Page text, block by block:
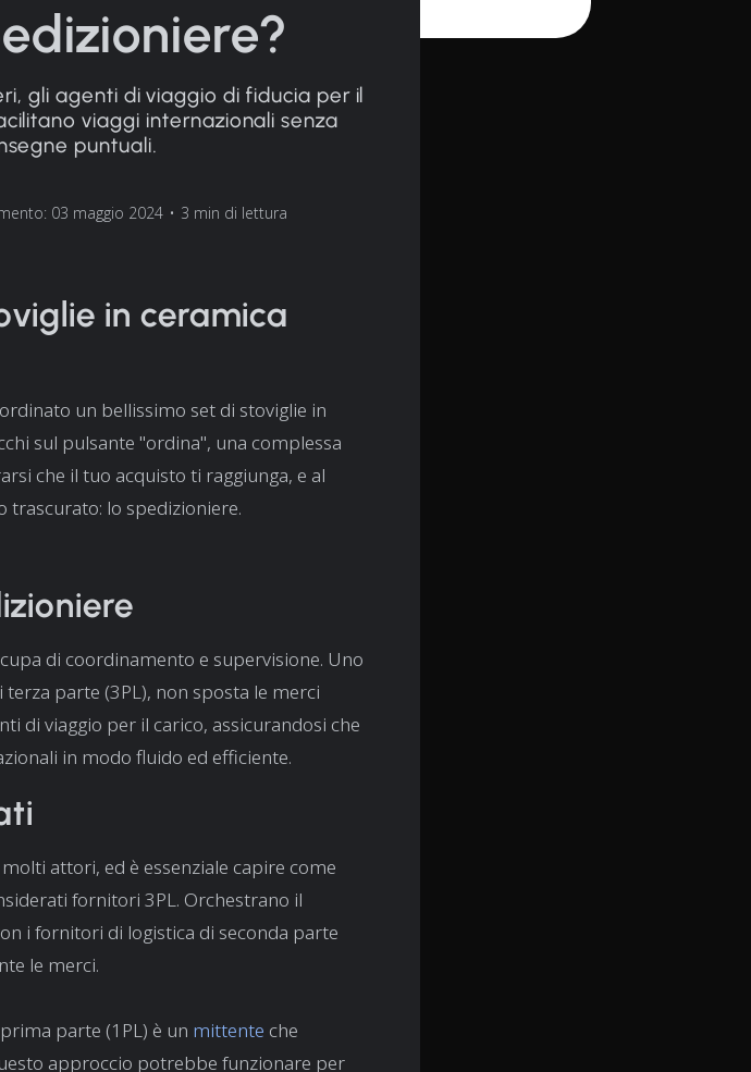
gli agenti di viaggio di fiducia per il
viaggi internazionali senza
puntuali.
03 maggio 2024 • 3 min di lettura
in ceramica
un bellissimo set di stoviglie in
sul pulsante "ordina", una complessa
che il tuo acquisto ti raggiunga, e al
trascurato: lo spedizioniere.
di coordinamento e supervisione. Uno
parte (3PL), non sposta le merci
di viaggio per il carico, assicurandosi che
in modo fluido ed efficiente.
attori, ed è essenziale capire come
fornitori 3PL. Orchestrano il
i fornitori di logistica di seconda parte
le merci.
parte (1PL) è un mittente che
approccio potrebbe funzionare per